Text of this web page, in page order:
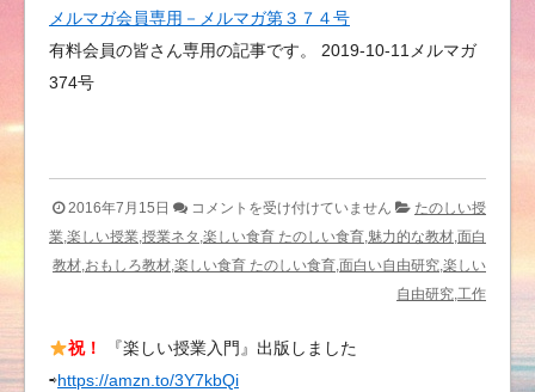
メルマガ会員専用－メルマガ第３７４号
有料会員の皆さん専用の記事です。 2019-10-11メルマガ
374号
2016年7月15日
た
の
し
育
研
コメントを受け付けていません
たのしい授
業,楽しい授業,授業ネタ,楽しい食育 たのしい食育,魅力的な教材,面白
教材,おもしろ教材,楽しい食育 たのしい食育,面白い自由研究,楽しい
自由研究,工作
祝！
『楽しい授業入門』出版しました
⇨https://amzn.to/3Y7kbQi